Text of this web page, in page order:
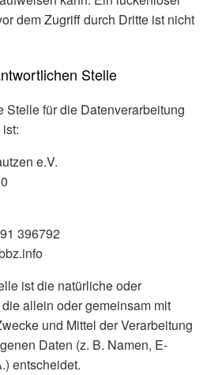
dem Zugriff durch Dritte ist nicht
Stelle
Stelle für die Datenverarbeitung
e.V.
396792
ist die natürliche oder
allein oder gemeinsam mit
und Mittel der Verarbeitung
Daten (z. B. Namen, E-
entscheidet.